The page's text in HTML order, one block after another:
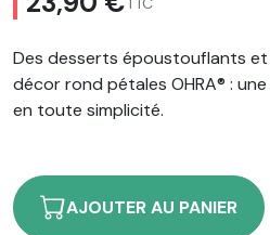
Des desserts époustouflants et
décor rond pétales OHRA® :
en toute simplicité.
AJOUTER AU PANIER